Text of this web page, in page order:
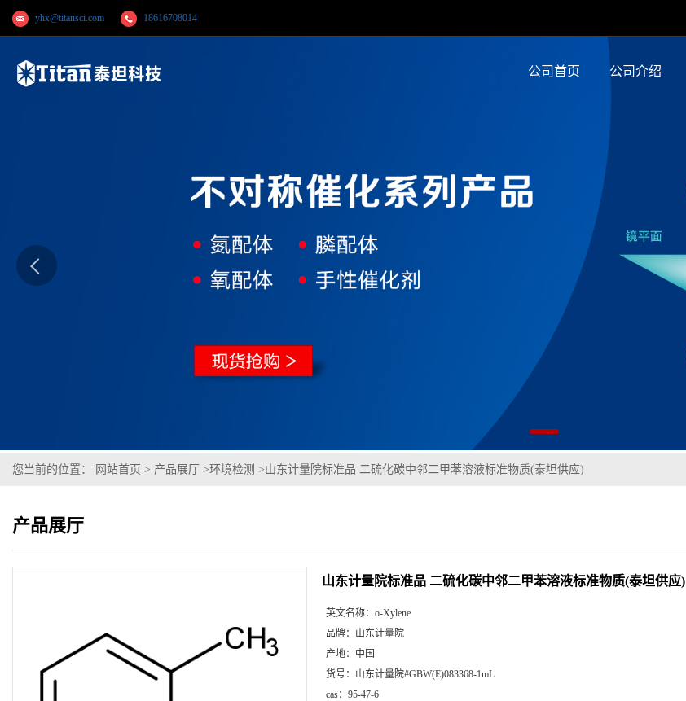
yhx@titansci.com 18616708014
公司首页 公司介绍
您当前的位置： 网站首页 > 产品展厅 >环境检测 >山东计量院标准品 二硫化碳中邻二甲苯溶液标准物质(泰坦供应)
产品展厅
山东计量院标准品 二硫化碳中邻二甲苯溶液标准物质(泰坦供应)
英文名称： o-Xylene
品牌： 山东计量院
产地： 中国
货号： 山东计量院#GBW(E)083368-1mL
cas： 95-47-6